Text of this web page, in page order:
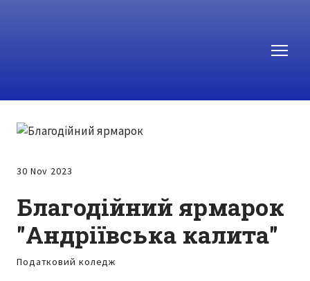
30 Nov 2023
Благодійний ярмарок
"Андріївська калита"
Податковий коледж